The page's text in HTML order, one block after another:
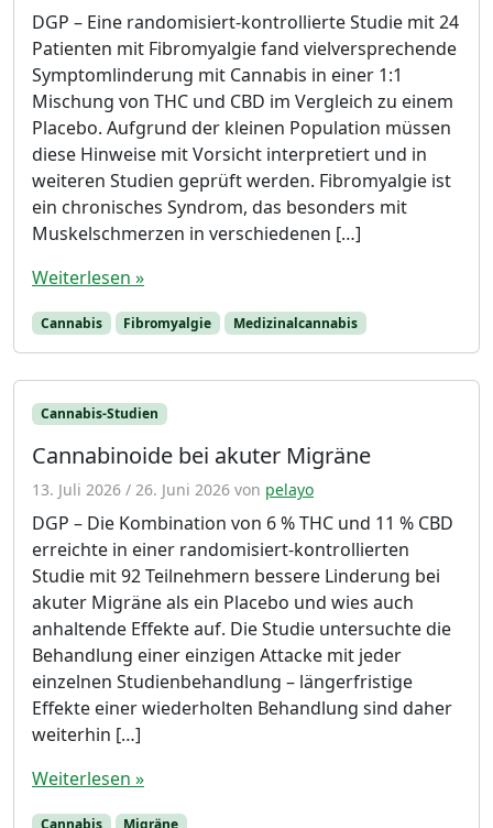
DGP – Eine randomisiert-kontrollierte Studie mit 24
Patienten mit Fibromyalgie fand vielversprechende
Symptomlinderung mit Cannabis in einer 1:1
Mischung von THC und CBD im Vergleich zu einem
Placebo. Aufgrund der kleinen Population müssen
diese Hinweise mit Vorsicht interpretiert und in
weiteren Studien geprüft werden. Fibromyalgie ist
ein chronisches Syndrom, das besonders mit
Muskelschmerzen in verschiedenen […]
Weiterlesen »
Cannabis Fibromyalgie Medizinalcannabis
Cannabis-Studien
Cannabinoide bei akuter Migräne
13. Juli 2026 / 26. Juni 2026 von pelayo
DGP – Die Kombination von 6 % THC und 11 % CBD
erreichte in einer randomisiert-kontrollierten
Studie mit 92 Teilnehmern bessere Linderung bei
akuter Migräne als ein Placebo und wies auch
anhaltende Effekte auf. Die Studie untersuchte die
Behandlung einer einzigen Attacke mit jeder
einzelnen Studienbehandlung – längerfristige
Effekte einer wiederholten Behandlung sind daher
weiterhin […]
Weiterlesen »
Cannabis Migräne